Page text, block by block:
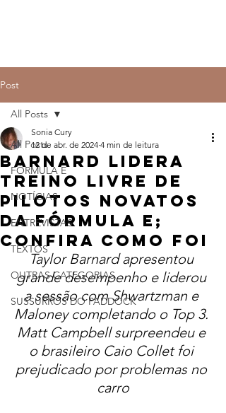
Post
All Posts
FÓRMULA E
NOTÍCIAS
ENTREVISTAS
TEXTOS
OUTRAS CATEGORIAS
SUSSURROS DO PADDOCK
All Posts
Barnard lidera
Treino Livre de
Pilotos Novatos
da Fórmula E;
confira como foi
Sonia Cury
12 de abr. de 2024 4 min de leitura
Taylor Barnard apresentou
grande desempenho e liderou
a sessão com Shwartzman e
Maloney completando o Top 3.
Matt Campbell surpreendeu e
o brasileiro Caio Collet foi
prejudicado por problemas no
carro